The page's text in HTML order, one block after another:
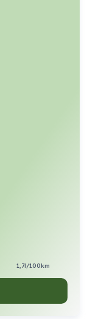
1,7l/100km